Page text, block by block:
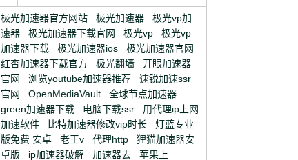
极光加速器官方网站 极光加速器
极光vp加
速器
极光加速器下载官网 极光vp
极光vp
加速器下载
极光加速器ios
极光加速器官网
红杏加速器下载官方
极光翻墙
开眼加速器
官网
浏览youtube加速器推荐
速锐加速ssr
官网
OpenMediaVault
全球节点加速器
green加速器下载
电脑下载ssr
用代理ip上网
加速软件
比特加速器修改vip时长
灯蓝专业
版免费 安卓
老王v 代理http
狸猫加速器安
卓版
ip加速器破解 加速器去
苹果上